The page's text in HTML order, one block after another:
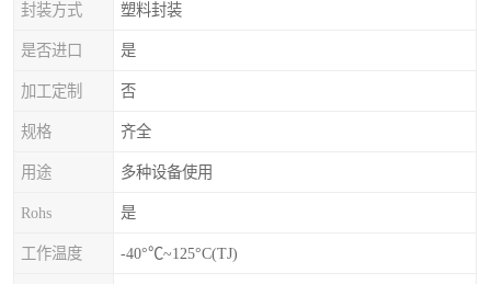
封装方式 塑料封装
是否进口 是
加工定制 否
规格 齐全
用途 多种设备使用
Rohs 是
工作温度 -40°℃~125°C(TJ)